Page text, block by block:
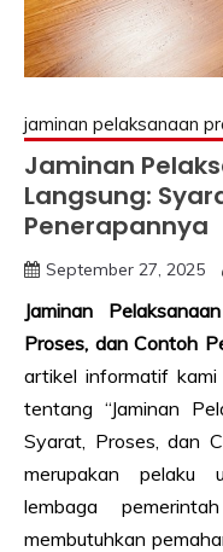
jaminan pelaksanaan
Jaminan
Langsung:
Penerapannya
September 27, 2025
Jaminan
Proses, dan Contoh
artikel informatif
tentang “Jaminan
Syarat, Proses, dan
merupakan pelaku
lembaga
membutuhkan